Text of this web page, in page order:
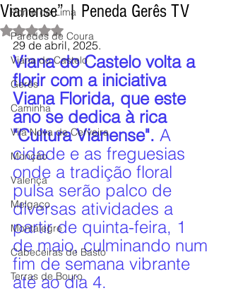
Ponte de Lima
Paredes de Coura
Viana do Castelo
Gerês
Caminha
Vila Nova de Cerveira
Monção
Valença
Melgaço
Montalegre
Cabeceiras de Basto
Terras de Bouro
Vianense” | Peneda Gerês TV
Avaliado com NaN de 5 estrelas.
29 de abril, 2025.
Viana do Castelo volta a
florir com a iniciativa
Viana Florida, que este
ano se dedica à rica
"Cultura Vianense". A
cidade e as freguesias
onde a tradição floral
pulsa serão palco de
diversas atividades a
partir de quinta-feira, 1
de maio, culminando num
fim de semana vibrante
até ao dia 4.